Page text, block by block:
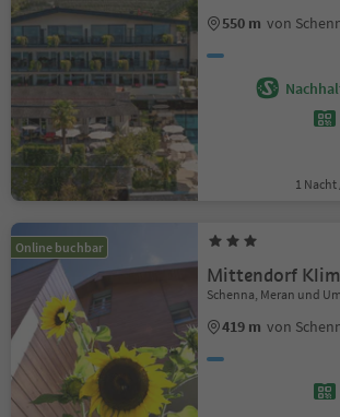
550 m von
1
Online buchbar
Mittendorf
Schenna, Meran und
419 m von